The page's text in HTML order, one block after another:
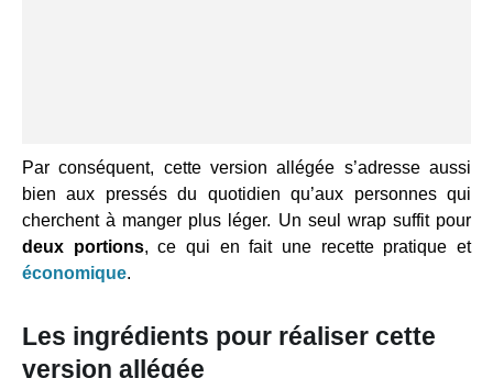
Par conséquent, cette version allégée s’adresse aussi
bien aux pressés du quotidien qu’aux personnes qui
cherchent à manger plus léger. Un seul wrap suffit pour
deux portions, ce qui en fait une recette pratique et
économique.
Les ingrédients pour réaliser cette
version allégée